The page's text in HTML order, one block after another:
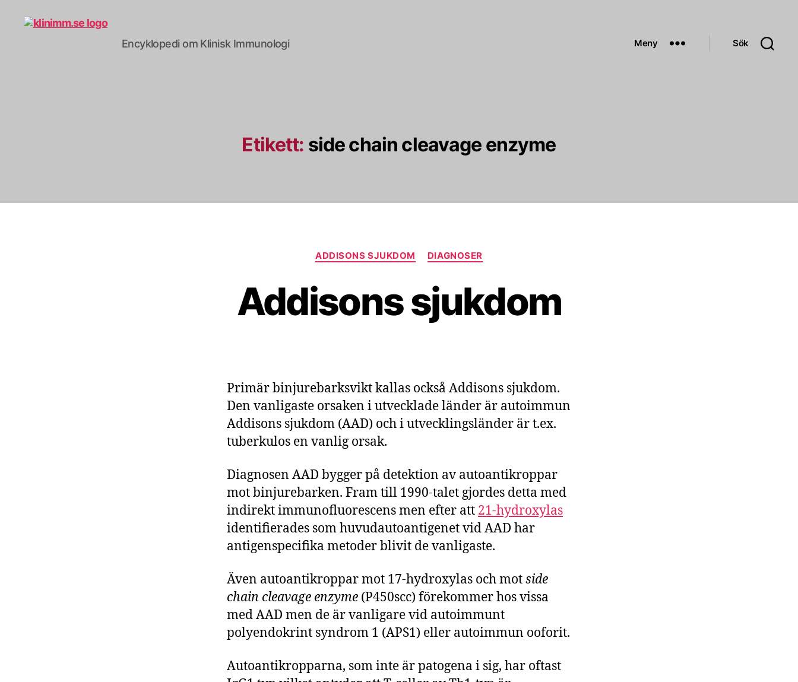
Encyklopedi om Klinisk Immunologi Meny Sök
Etikett: side chain cleavage enzyme
Kategorier
ADDISONS SJUKDOM DIAGNOSER
Addisons sjukdom
Primär binjurebarksvikt kallas också Addisons sjukdom.
Den vanligaste orsaken i utvecklade länder är autoimmun
Addisons sjukdom (AAD) och i utvecklingsländer är t.ex.
tuberkulos en vanlig orsak.
Diagnosen AAD bygger på detektion av autoantikroppar
mot binjurebarken. Fram till 1990-talet gjordes detta med
indirekt immunofluorescens men efter att 21-hydroxylas
identifierades som huvudautoantigenet vid AAD har
antigenspecifika metoder blivit de vanligaste.
Även autoantikroppar mot 17-hydroxylas och motside
chain cleavage enzyme (P450scc) förekommer hos vissa
med AAD men de är vanligare vid autoimmunt
polyendokrint syndrom 1 (APS1) eller autoimmun ooforit.
Autoantikropparna, som inte är patogena i sig, har oftast